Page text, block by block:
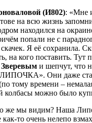
(И802): «Мне
на всю жизнь
находился на
попали не с
Я её сохранила.
на кого поставить. Тут
и шепчут, что
Они даже
тому времени –
колбасы можно было
же мы видим? Наша
то очень нелепо